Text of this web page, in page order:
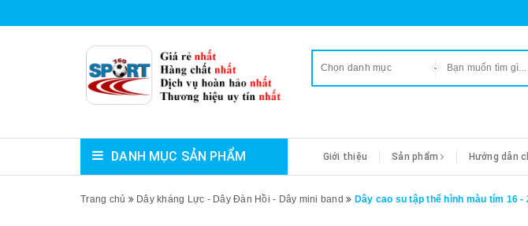
Chọn danh mục
DANH MỤC SẢN PHẨM Giới thiệu Sản phẩm Hướng dẫn
Trang chủ Dây kháng Lực - Dây Đàn Hồi - Dây mini band Dây cao su tập thể hình màu tím 16 -